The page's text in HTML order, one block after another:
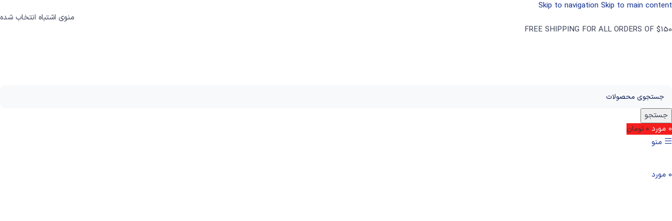
Skip to navigation Skip to main content
منوی اشتباه انتخاب شده
FREE SHIPPING FOR ALL ORDERS OF $150
جستجو
0 مورد 0تومان
منو
0 مورد